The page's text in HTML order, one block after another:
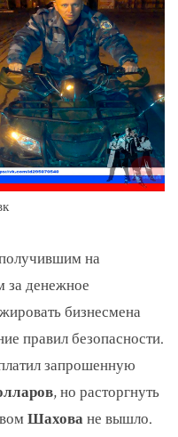
на
за денежное
бизнесмена
правил безопасности.
запрошенную
, но расторгнуть
Шаховане вышло.